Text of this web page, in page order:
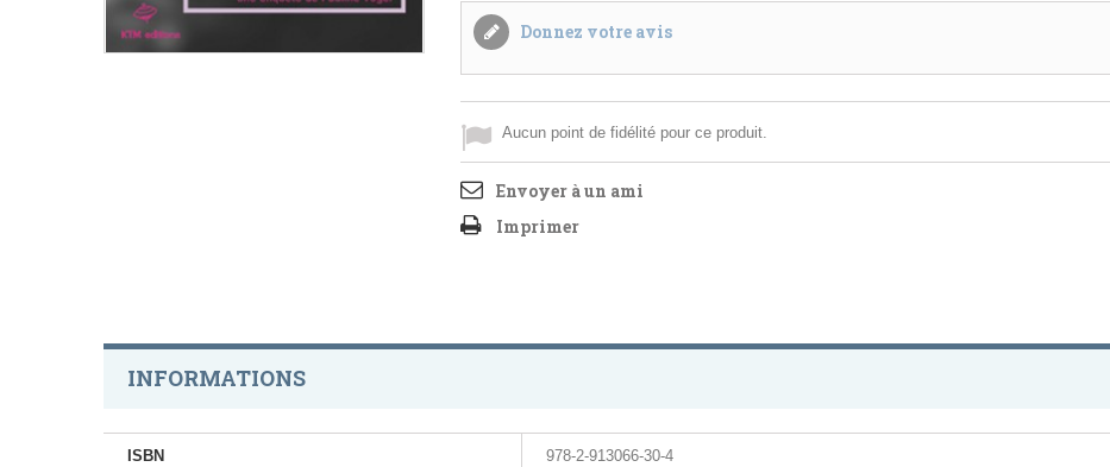
Donnez votre avis
Aucun point de fidélité pour ce produit.
Envoyer à un ami
Imprimer
INFORMATIONS
ISBN 978-2-913066-30-4